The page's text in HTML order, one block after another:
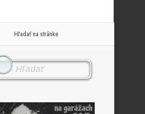
Hľadať na stránke